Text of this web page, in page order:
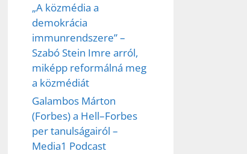
„A közmédia a
demokrácia
immunrendszere” –
Szabó Stein Imre arról,
miképp reformálná meg
a közmédiát
Galambos Márton
(Forbes) a Hell–Forbes
per tanulságairól –
Media1 Podcast